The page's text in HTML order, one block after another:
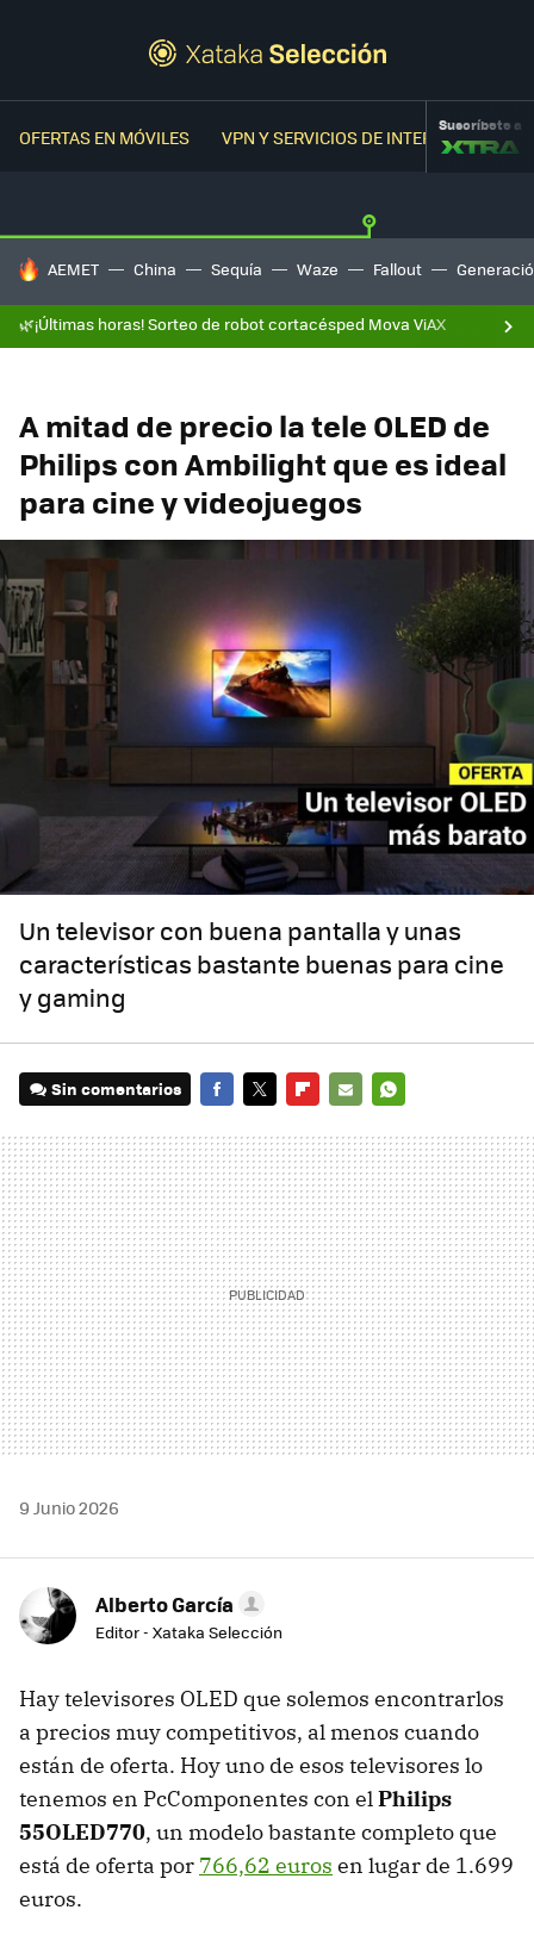
OFERTAS EN MÓVILES VPN Y SERVICIOS DE INTERNETSuscríbete a
HOY SE HABLA DE
AEMET China Sequía Waze Fallout
🌿¡Últimas horas! Sorteo de robot cortacésped Mova ViAX
A mitad de precio la tele OLED de
Philips con Ambilight que es ideal
para cine y videojuegos
Un televisor con buena pantalla y unas
características bastante buenas para cine
y gaming
Sin comentarios
MAIL
9 Junio 2026
Alberto García
Editor - Xataka Selección
Hay televisores OLED que solemos encontrarlos
a precios muy competitivos, al menos cuando
están de oferta. Hoy uno de esos televisores lo
tenemos en PcComponentes con elPhilips
55OLED770, un modelo bastante completo que
está de oferta por 766,62 euros en lugar de 1.699
euros.